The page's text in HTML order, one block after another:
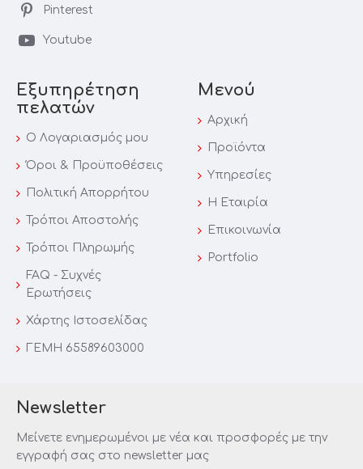
Pinterest
Youtube
Εξυπηρέτηση
πελατών
Ο Λογαριασμός μου
Όροι & Προϋποθέσεις
Πολιτική Απορρήτου
Τρόποι Αποστολής
Τρόποι Πληρωμής
FAQ - Συχνές
Ερωτήσεις
Χάρτης Iστοσελίδας
ΓΕΜΗ 65589603000
Μενού
Αρχική
Προϊόντα
Υπηρεσίες
Η Εταιρία
Επικοινωνία
Portfolio
Newsletter
Μείνετε ενημερωμένοι με νέα και προσφορές με την
εγγραφή σας στο newsletter μας